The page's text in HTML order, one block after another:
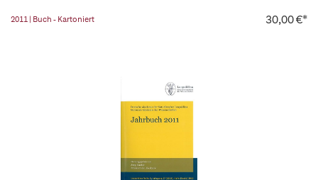
2011 | Buch - Kartoniert 30,00 €*